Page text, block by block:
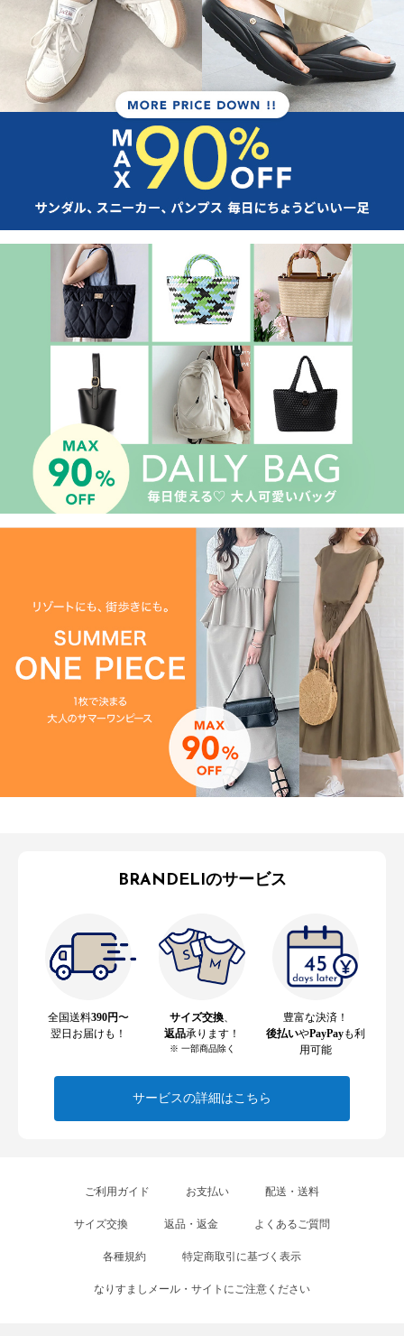
BRANDELIのサービス
全国送料390円〜
翌日お届けも！
サイズ交換
返品承ります！
※ 一部商品除く
豊富な決済！
後払いやPayPayも利
用可能
サービスの詳細はこちら
ご利用ガイド お支払い 配送・送料
サイズ交換 返品・返金 よくあるご質問
各種規約 特定商取引に基づく表示
なりすましメール・サイトにご注意ください